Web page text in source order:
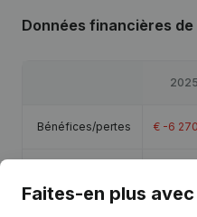
Données financières
2025
Bénéfices/pertes € -6 270
Faites-en plus